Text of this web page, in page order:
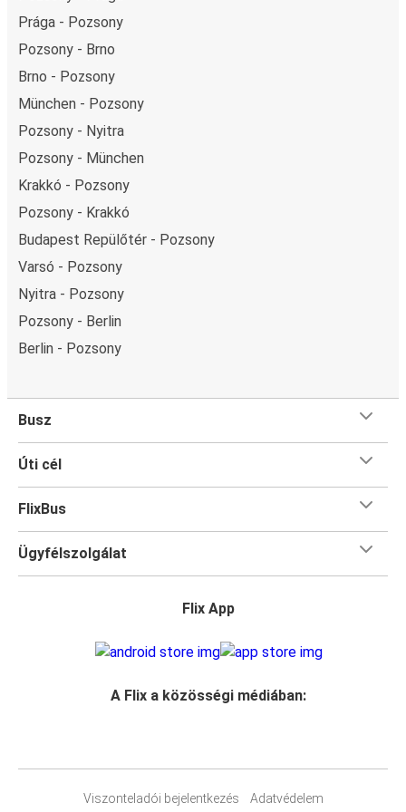
Prága - Pozsony
Pozsony - Brno
Brno - Pozsony
München - Pozsony
Pozsony - Nyitra
Pozsony - München
Krakkó - Pozsony
Pozsony - Krakkó
Budapest Repülőtér - Pozsony
Varsó - Pozsony
Nyitra - Pozsony
Pozsony - Berlin
Berlin - Pozsony
Busz
Úti cél
FlixBus
Ügyfélszolgálat
Flix App
A Flix a közösségi médiában:
Viszonteladói bejelentkezés Adatvédelem